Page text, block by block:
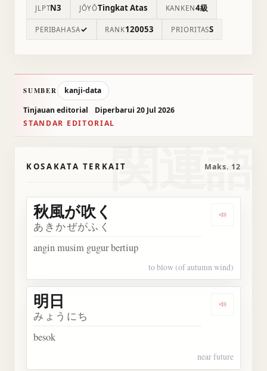
JLPTN3 JŌYŌTingkat Atas KANKEN4級
PERIBAHASA✓ RANK120053 PRIORITASS
SUMBER
kanji-data
Tinjauan editorial
Diperbarui 20 Jul 2026
STANDAR EDITORIAL
関連語
KOSAKATA TERKAIT Maks. 12
秋風が吹く
あきかぜがふく
angin musim gugur bertiup
to blow (of autumn wind)
Dengarkan
明日
みょうにち
besok
near future